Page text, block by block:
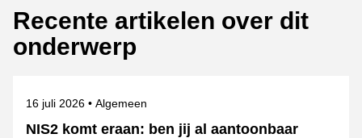
Recente artikelen over dit
onderwerp
NIS2 komt eraan: ben jij al aantoonbaar
Gepubliceerd op
16 juli 2026 Onderwerpen
Algemeen